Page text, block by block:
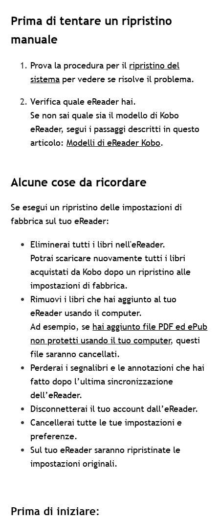
Prima di tentare un ripristino
manuale
Prova la procedura per il ripristino del
sistema per vedere se risolve il problema.
Verifica quale eReader hai.
Se non sai quale sia il modello di Kobo
eReader, segui i passaggi descritti in questo
articolo:Modelli di eReader Kobo.
Alcune cose da ricordare
Se esegui un ripristino delle impostazioni di
fabbrica sul tuo eReader:
Eliminerai tutti i libri nell'eReader.
Potrai scaricare nuovamente tutti i libri
acquistati da Kobo dopo un ripristino alle
impostazioni di fabbrica.
Rimuovi i libri che hai aggiunto al tuo
eReader usando il computer.
Ad esempio, se hai aggiunto file PDF ed ePub
non protetti usando il tuo computer, questi
file saranno cancellati.
Perderai i segnalibri e le annotazioni che hai
fatto dopo l’ultima sincronizzazione
dell’eReader.
Disconnetterai il tuo account dall’eReader.
Cancellerai tutte le tue impostazioni e
preferenze.
Sul tuo eReader saranno ripristinate le
impostazioni originali.
Prima di iniziare: